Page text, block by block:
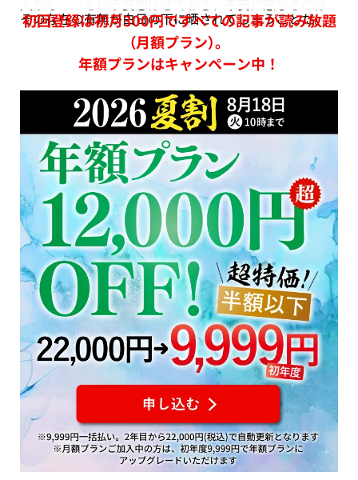
その存在の有無が白日の下に晒されてしまうことだ。
初回登録は初月300円ですべての記事が読み放題
（月額プラン）。
年額プランはキャンペーン中！